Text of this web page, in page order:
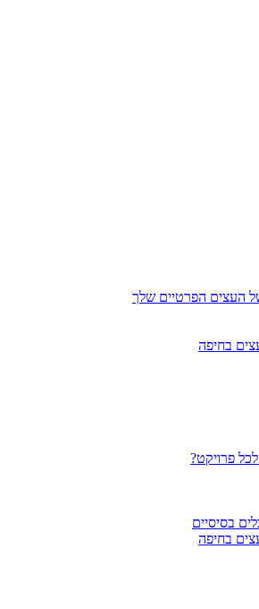
העצים הפרטיים שלך
בחיפה
פרויקט?
בסיסיים
בחיפה